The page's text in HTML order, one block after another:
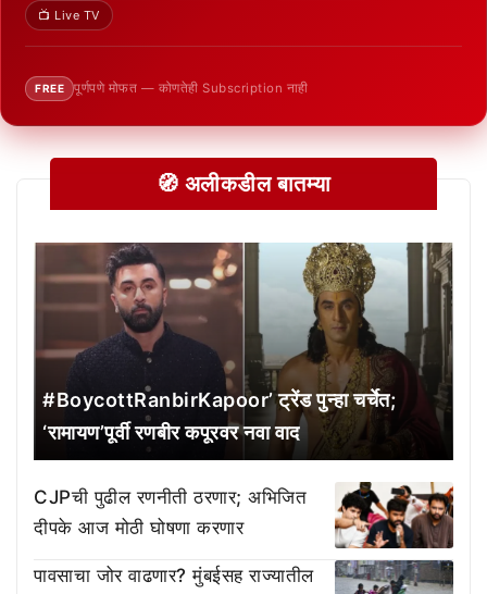
📺 Live TV
FREE पूर्णपणे मोफत — कोणतेही Subscription नाही
🧭 अलीकडील बातम्या
#BoycottRanbirKapoor’ ट्रेंड पुन्हा चर्चेत;
‘रामायण’पूर्वी रणबीर कपूरवर नवा वाद
CJPची पुढील रणनीती ठरणार; अभिजित
दीपके आज मोठी घोषणा करणार
पावसाचा जोर वाढणार? मुंबईसह राज्यातील